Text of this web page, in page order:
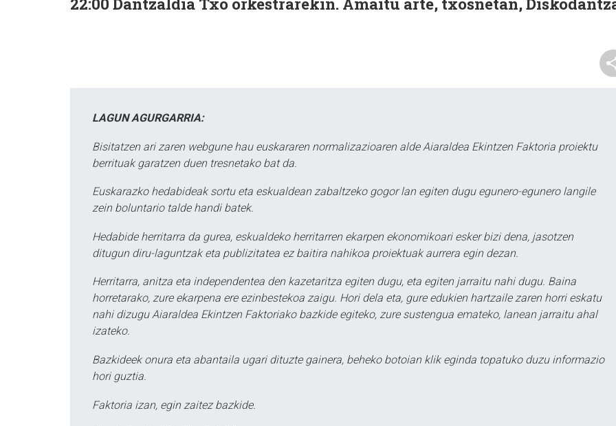
22:00 Dantzaldia Txo orkestrarekin. Amaitu arte, txosnetan,
LAGUN AGURGARRIA:
Bisitatzen ari zaren webgune hau euskararen normalizazioaren alde Aiaraldea Ekintzen Faktoria proiektu
berrituak garatzen duen tresnetako bat da.
Euskarazko hedabideak sortu eta eskualdean zabaltzeko gogor lan egiten dugu egunero-egunero langile
zein boluntario talde handi batek.
Hedabide herritarra da gurea, eskualdeko herritarren ekarpen ekonomikoari esker bizi dena, jasotzen
ditugun diru-laguntzak eta publizitatea ez baitira nahikoa proiektuak aurrera egin dezan.
Herritarra, anitza eta independentea den kazetaritza egiten dugu, eta egiten jarraitu nahi dugu. Baina
horretarako, zure ekarpena ere ezinbestekoa zaigu. Hori dela eta, gure edukien hartzaile zaren horri eskatu
nahi dizugu Aiaraldea Ekintzen Faktoriako bazkide egiteko, zure sustengua emateko, lanean jarraitu ahal
izateko.
Bazkideek onura eta abantaila ugari dituzte gainera, beheko botoian klik eginda topatuko duzu informazio
hori guztia.
Faktoria izan, egin zaitez bazkide.